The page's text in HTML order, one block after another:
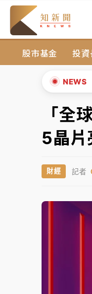
股市基金 投資
NEWS
暑假過三
中信慈善
故宮《龍
台東農
女律師陳
中信慈
故宮《
台東農
父親節
「全
5晶
財經 記者